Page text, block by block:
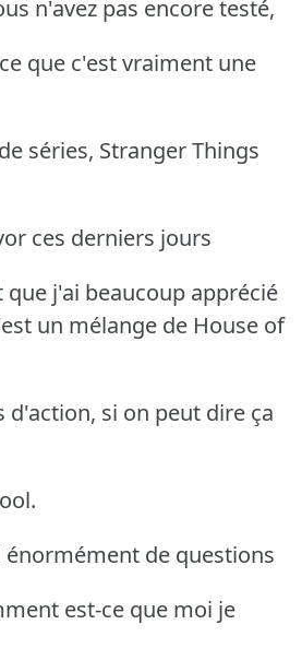
n'avez pas encore testé,
que c'est vraiment une
séries, Stranger Things
ces derniers jours
j'ai beaucoup apprécié
un mélange de House of
d'action, si on peut dire ça
énormément de questions
est-ce que moi je